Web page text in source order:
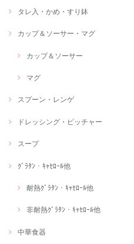
タレ入・かめ・すり鉢
カップ＆ソーサー・マグ
カップ＆ソーサー
マグ
スプーン・レンゲ
ドレッシング・ピッチャー
スープ
ｸﾞﾗﾀﾝ・ｷｬｾﾛｰﾙ他
耐熱ｸﾞﾗﾀﾝ・ｷｬｾﾛｰﾙ他
非耐熱ｸﾞﾗﾀﾝ・ｷｬｾﾛｰﾙ他
中華食器